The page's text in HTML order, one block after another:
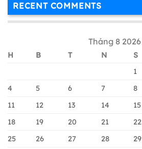
Chi
Hiệu
Gì
Tạo
Nhất
RECENT COMMENTS
Tháng 8 2026
H B T N S
1
4
5 6 7 8
11
12 13 14 15
18
19 20 21 22
25
26 27 28 29